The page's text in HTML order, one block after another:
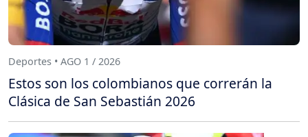
Deportes • AGO 1 / 2026
Estos son los colombianos que correrán la
Clásica de San Sebastián 2026